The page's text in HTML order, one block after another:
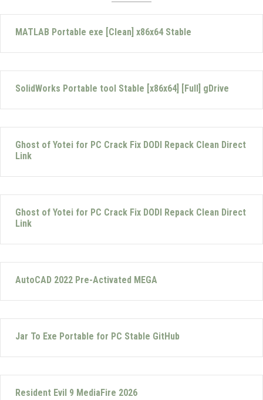
MATLAB Portable exe [Clean] x86x64 Stable
SolidWorks Portable tool Stable [x86x64] [Full] gDrive
Ghost of Yotei for PC Crack Fix DODI Repack Clean Direct
Link
Ghost of Yotei for PC Crack Fix DODI Repack Clean Direct
Link
AutoCAD 2022 Pre-Activated MEGA
Jar To Exe Portable for PC Stable GitHub
Resident Evil 9 MediaFire 2026